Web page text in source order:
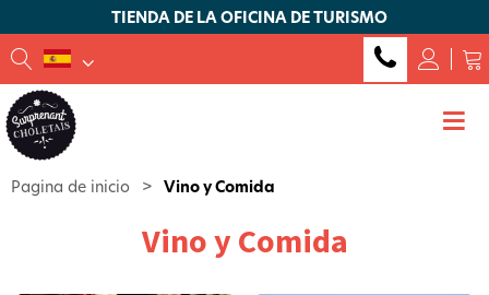
TIENDA DE LA OFICINA DE TURISMO
Pagina de inicio > Vino y Comida
Vino y Comida